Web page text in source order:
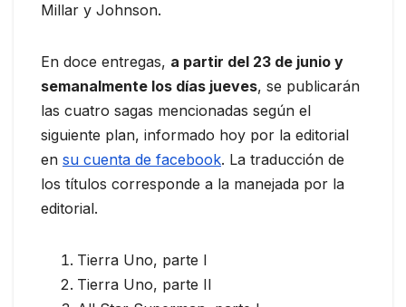
Millar y Johnson.
En doce entregas, a partir del 23 de junio y
semanalmente los días jueves, se publicarán
las cuatro sagas mencionadas según el
siguiente plan, informado hoy por la editorial
en su cuenta de facebook. La traducción de
los títulos corresponde a la manejada por la
editorial.
Tierra Uno, parte I
Tierra Uno, parte II